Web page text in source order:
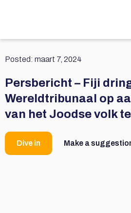
Posted: maart 7, 2024
Persbericht – Fiji
Wereldtribunaal op
van het Joodse volk
Dive in Make a